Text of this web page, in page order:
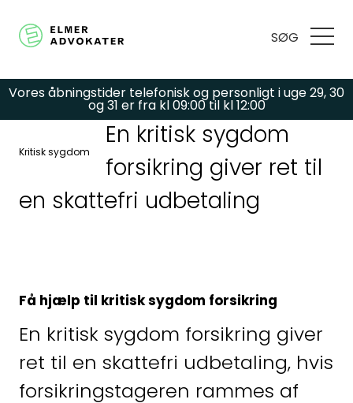
SØG
Vores åbningstider telefonisk og personligt i uge 29, 30
og 31 er fra kl 09:00 til kl 12:00
Har du spørgsmål
eller brug for hjælp?
kontaktformularen,
så kontakter vi dig
Kritisk sygdom
En kritisk sygdom
forsikring giver ret til
en skattefri udbetaling
Få hjælp til kritisk sygdom forsikring
En kritisk sygdom forsikring giver
ret til en skattefri udbetaling, hvis
forsikringstageren rammes af